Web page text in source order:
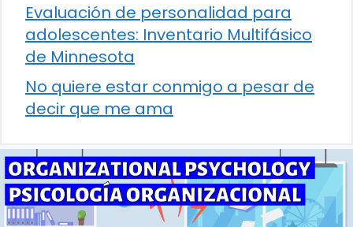
Evaluación de personalidad para
adolescentes: Inventario Multifásico
de Minnesota
No quiere estar conmigo a pesar de
decir que me ama